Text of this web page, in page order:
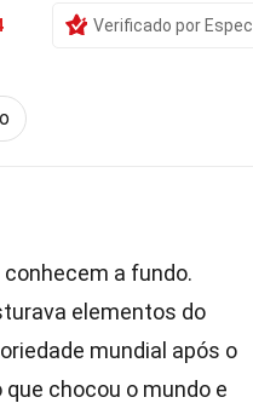
Verificado por
a fundo.
elementos do
mundial após o
chocou o mundo e